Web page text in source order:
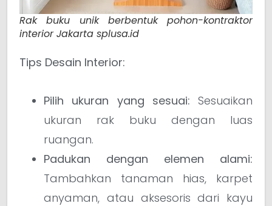
Rak buku unik berbentuk pohon-kontraktor
interior Jakarta splusa.id
Tips Desain Interior:
Pilih ukuran yang sesuai: Sesuaikan
ukuran rak buku dengan luas
ruangan.
Padukan dengan elemen alami:
Tambahkan tanaman hias, karpet
anyaman, atau aksesoris dari kayu